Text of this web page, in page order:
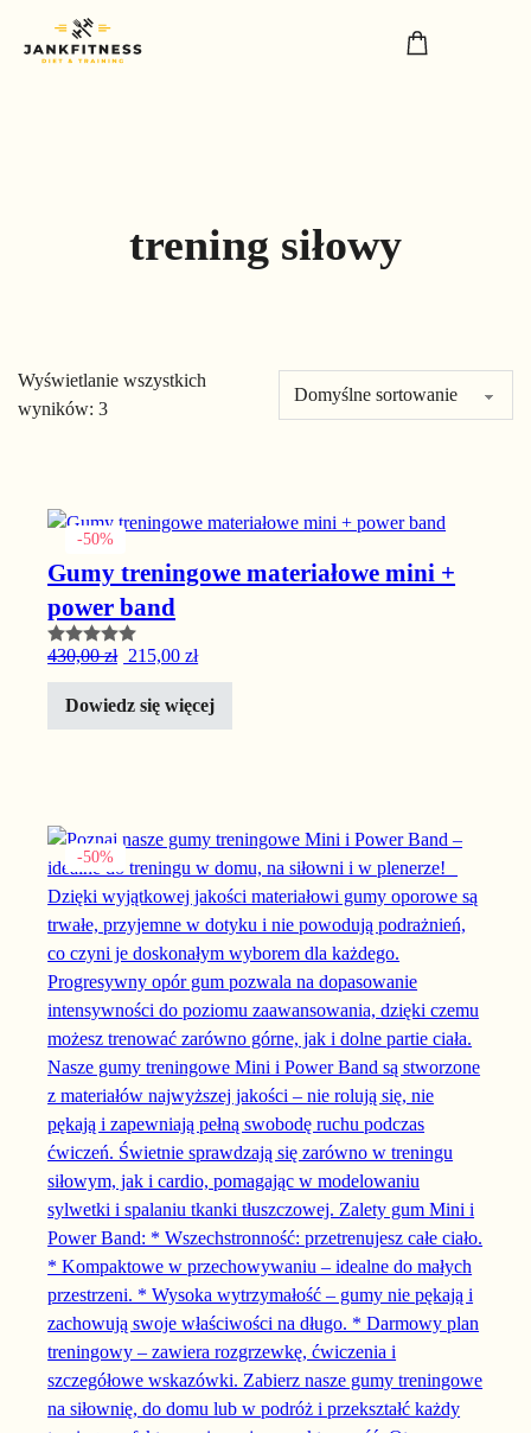
trening siłowy
Wyświetlanie wszystkich
wyników: 3
-50%
Gumy treningowe materiałowe mini +
power band
Oceniono
5.00na 5
430,00zł Pierwotna cena wynosiła: 430,00 zł.
215,00złAktualna cena wynosi: 215,00 zł.
Dowiedz się więcej
-50%